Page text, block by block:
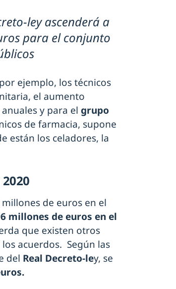
ley ascenderá a
para el conjunto
ejemplo, los técnicos
el aumento
y para el grupo
de farmacia, supone
están los celadores, la
de euros en el
millones de euros en el
que existen otros
acuerdos. Según las
del Real Decreto-ley, se